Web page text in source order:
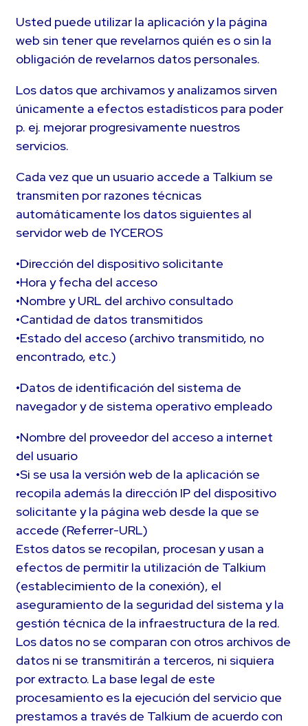
Usted puede utilizar la aplicación y la página
web sin tener que revelarnos quién es o sin la
obligación de revelarnos datos personales.
Los datos que archivamos y analizamos sirven
únicamente a efectos estadísticos para poder
p. ej. mejorar progresivamente nuestros
servicios.
Cada vez que un usuario accede a Talkium se
transmiten por razones técnicas
automáticamente los datos siguientes al
servidor web de 1YCEROS
•Dirección del dispositivo solicitante
•Hora y fecha del acceso
•Nombre y URL del archivo consultado
•Cantidad de datos transmitidos
•Estado del acceso (archivo transmitido, no
encontrado, etc.)
•Datos de identificación del sistema de
navegador y de sistema operativo empleado
•Nombre del proveedor del acceso a internet
del usuario
•Si se usa la versión web de la aplicación se
recopila además la dirección IP del dispositivo
solicitante y la página web desde la que se
accede (Referrer-URL)
Estos datos se recopilan, procesan y usan a
efectos de permitir la utilización de Talkium
(establecimiento de la conexión), el
aseguramiento de la seguridad del sistema y la
gestión técnica de la infraestructura de la red.
Los datos no se comparan con otros archivos de
datos ni se transmitirán a terceros, ni siquiera
por extracto. La base legal de este
procesamiento es la ejecución del servicio que
prestamos a través de Talkium de acuerdo con